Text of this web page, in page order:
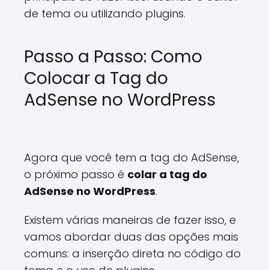
de tema ou utilizando plugins.
Passo a Passo: Como
Colocar a Tag do
AdSense no WordPress
Agora que você tem a tag do AdSense,
o próximo passo é colar a tag do
AdSense no WordPress.
Existem várias maneiras de fazer isso, e
vamos abordar duas das opções mais
comuns: a inserção direta no código do